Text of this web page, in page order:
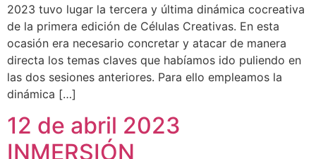
2023 tuvo lugar la tercera y última dinámica cocreativa
de la primera edición de Células Creativas. En esta
ocasión era necesario concretar y atacar de manera
directa los temas claves que habíamos ido puliendo en
las dos sesiones anteriores. Para ello empleamos la
dinámica […]
12 de abril 2023
INMERSIÓN